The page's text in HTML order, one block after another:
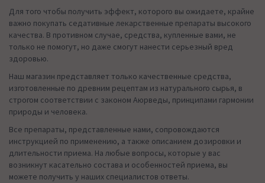
Для того чтобы получить эффект, которого вы ожидаете, крайне
важно покупать седативные лекарственные препараты высокого
качества. В противном случае, средства, купленные вами, не
только не помогут, но даже смогут нанести серьезный вред
здоровью.
Наш магазин представляет только качественные средства,
изготовленные по древним рецептам из натурального сырья, в
строгом соответствии с законом Аюрведы, принципами гармонии
природы и человека.
Все препараты, представленные нами, сопровождаются
инструкцией по применению, а также описанием дозировки и
длительности приема. На любые вопросы, которые у вас
возникнут касательно состава и особенностей приема, вы
можете получить у наших специалистов ответы.